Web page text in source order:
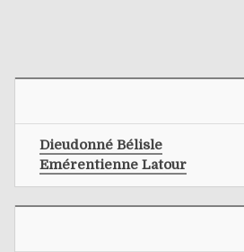
Dieudonné Bélisle
Emérentienne Latour